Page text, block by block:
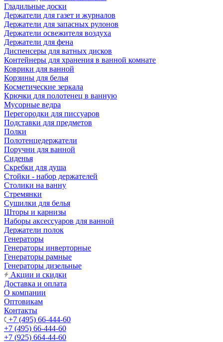
Гладильные доски
Держатели для газет и журналов
Держатели для запасных рулонов
Держатели освежителя воздуха
Держатели для фена
Диспенсеры для ватных дисков
Контейнеры для хранения в ванной комнате
Коврики для ванной
Корзины для белья
Косметические зеркала
Крючки для полотенец в ванную
Мусорные ведра
Перегородки для писсуаров
Подставки для предметов
Полки
Полотенцедержатели
Поручни для ванной
Сиденья
Скребки для душа
Стойки - набор держателей
Столики на ванну
Стремянки
Сушилки для белья
Шторы и карнизы
Наборы аксессуаров для ванной
Держатели полок
Генераторы
Генераторы инверторные
Генераторы рамные
Генераторы дизельные
Акции и скидки
Доставка и оплата
О компании
Оптовикам
Контакты
+7 (495) 66-444-60
+7 (495) 66-444-60
+7 (925) 664-44-60